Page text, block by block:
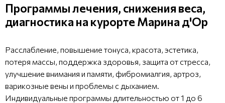
Программы лечения, снижения веса,
диагностика на курорте Марина д'Ор
Расслабление, повышение тонуса, красота, эстетика,
потеря массы, поддержка здоровья, защита от стресса,
улучшение внимания и памяти, фибромиалгия, артроз,
варикозные вены и проблемы с дыханием.
Индивидуальные программы длительностью от 1 до 6